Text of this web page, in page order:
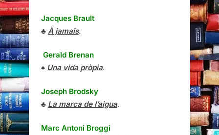
Jacques Brault
♣ À jamais.
Gerald Brenan
♠ Una vida pròpia.
Joseph Brodsky
♣ La marca de l’aigua.
Marc Antoni Broggi